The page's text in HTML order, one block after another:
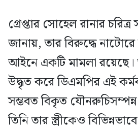
গ্রেপ্তার সোহেল রানার
জানায়, তার বিরুদ্ধে নাটোরে
আইনে একটি মামলা রয়েছে।
উদ্ধৃত করে ডিএমপির এই
সম্ভবত বিকৃত
তিনি তার স্ত্রীকেও